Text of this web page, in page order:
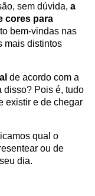
sem dúvida, a
cores para
bem-vindas nas
mais distintos
de acordo com a
disso? Pois é, tudo
existir e de chegar
qual o
ou de
dia.